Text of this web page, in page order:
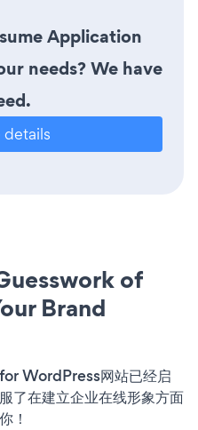
Application
needs? We have
details
of
Brand
WordPress网站已经启
了在建立企业在线形象方面
！